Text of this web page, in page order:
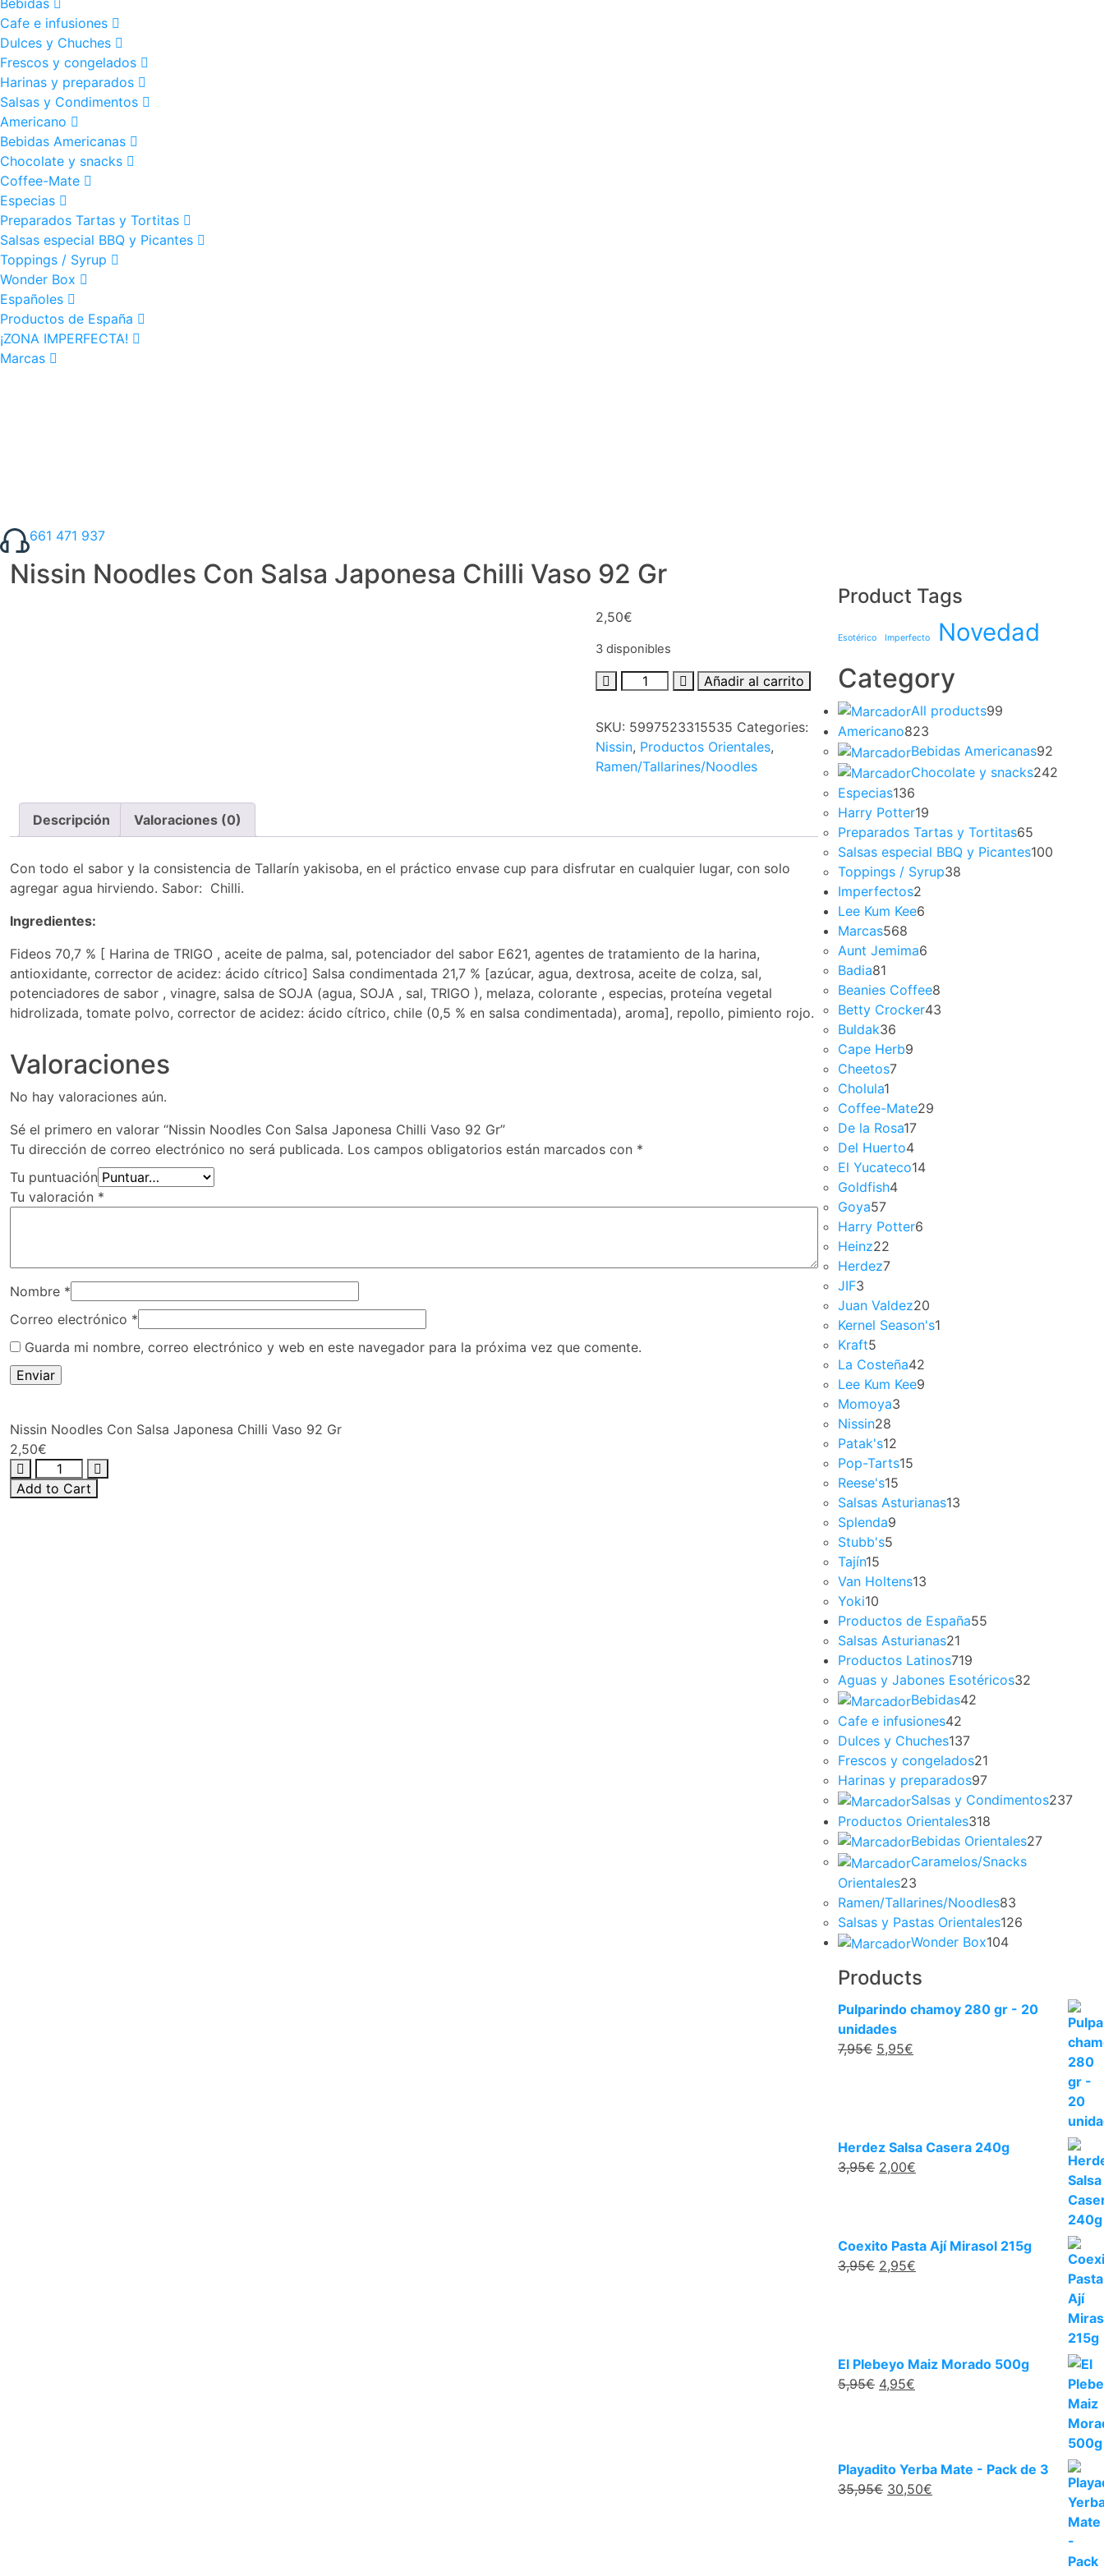
Cafe e infusiones
Dulces y Chuches
Frescos y congelados
Harinas y preparados
Salsas y Condimentos
Americano
Bebidas Americanas
Chocolate y snacks
Coffee-Mate
Especias
Preparados Tartas y Tortitas
Salsas especial BBQ y Picantes
Toppings / Syrup
Wonder Box
Españoles
Productos de España
¡ZONA IMPERFECTA!
Marcas
661 471 937
Nissin Noodles Con Salsa Japonesa Chilli Vaso 92 Gr
2,50€
3 disponibles
Añadir al carrito
SKU: 5997523315535 Categories:
Nissin, Productos Orientales,
Ramen/Tallarines/Noodles
Descripción Valoraciones (0)
Con todo el sabor y la consistencia de Tallarín yakisoba, en el práctico envase cup para disfrutar en cualquier lugar, con solo
agregar agua hirviendo. Sabor: Chilli.
Ingredientes:
Fideos 70,7 % [ Harina de TRIGO , aceite de palma, sal, potenciador del sabor E621, agentes de tratamiento de la harina,
antioxidante, corrector de acidez: ácido cítrico] Salsa condimentada 21,7 % [azúcar, agua, dextrosa, aceite de colza, sal,
potenciadores de sabor , vinagre, salsa de SOJA (agua, SOJA , sal, TRIGO ), melaza, colorante , especias, proteína vegetal
hidrolizada, tomate polvo, corrector de acidez: ácido cítrico, chile (0,5 % en salsa condimentada), aroma], repollo, pimiento rojo.
Valoraciones
No hay valoraciones aún.
Sé el primero en valorar “Nissin Noodles Con Salsa Japonesa Chilli Vaso 92 Gr”
Tu dirección de correo electrónico no será publicada. Los campos obligatorios están marcados con *
Tu puntuación
Tu valoración *
Nombre *
Correo electrónico *
Guarda mi nombre, correo electrónico y web en este navegador para la próxima vez que comente.
Nissin Noodles Con Salsa Japonesa Chilli Vaso 92 Gr
2,50€
Add to Cart
Product Tags
Esotérico Imperfecto Novedad
Category
All products99
Americano823
Bebidas Americanas92
Chocolate y snacks242
Especias136
Harry Potter19
Preparados Tartas y Tortitas65
Salsas especial BBQ y Picantes100
Toppings / Syrup38
Imperfectos2
Lee Kum Kee6
Marcas568
Aunt Jemima6
Badia81
Beanies Coffee8
Betty Crocker43
Buldak36
Cape Herb9
Cheetos7
Cholula1
Coffee-Mate29
De la Rosa17
Del Huerto4
El Yucateco14
Goldfish4
Goya57
Harry Potter6
Heinz22
Herdez7
JIF3
Juan Valdez20
Kernel Season's1
Kraft5
La Costeña42
Lee Kum Kee9
Momoya3
Nissin28
Patak's12
Pop-Tarts15
Reese's15
Salsas Asturianas13
Splenda9
Stubb's5
Tajín15
Van Holtens13
Yoki10
Productos de España55
Salsas Asturianas21
Productos Latinos719
Aguas y Jabones Esotéricos32
Bebidas42
Cafe e infusiones42
Dulces y Chuches137
Frescos y congelados21
Harinas y preparados97
Salsas y Condimentos237
Productos Orientales318
Bebidas Orientales27
Caramelos/Snacks
Orientales23
Ramen/Tallarines/Noodles83
Salsas y Pastas Orientales126
Wonder Box104
Products
Pulparindo chamoy 280 gr - 20
unidades
7,95€ 5,95€
Herdez Salsa Casera 240g
3,95€ 2,00€
Coexito Pasta Ají Mirasol 215g
3,95€ 2,95€
El Plebeyo Maiz Morado 500g
5,95€ 4,95€
Playadito Yerba Mate - Pack de 3
35,95€ 30,50€